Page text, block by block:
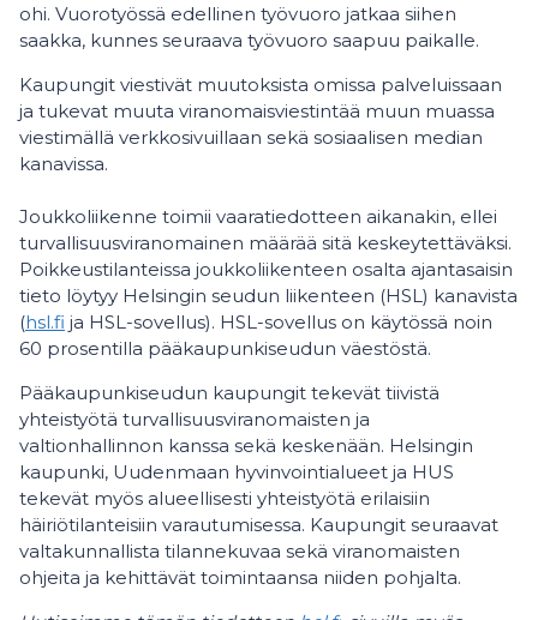
ohi. Vuorotyössä edellinen työvuoro jatkaa siihen
saakka, kunnes seuraava työvuoro saapuu paikalle.
Kaupungit viestivät muutoksista omissa palveluissaan
ja tukevat muuta viranomaisviestintää muun muassa
viestimällä verkkosivuillaan sekä sosiaalisen median
kanavissa.
Joukkoliikenne toimii vaaratiedotteen aikanakin, ellei
turvallisuusviranomainen määrää sitä keskeytettäväksi.
Poikkeustilanteissa joukkoliikenteen osalta ajantasaisin
tieto löytyy Helsingin seudun liikenteen (HSL) kanavista
(hsl.fi ja HSL-sovellus). HSL-sovellus on käytössä noin
60 prosentilla pääkaupunkiseudun väestöstä.
Pääkaupunkiseudun kaupungit tekevät tiivistä
yhteistyötä turvallisuusviranomaisten ja
valtionhallinnon kanssa sekä keskenään. Helsingin
kaupunki, Uudenmaan hyvinvointialueet ja HUS
tekevät myös alueellisesti yhteistyötä erilaisiin
häiriötilanteisiin varautumisessa. Kaupungit seuraavat
valtakunnallista tilannekuvaa sekä viranomaisten
ohjeita ja kehittävät toimintaansa niiden pohjalta.